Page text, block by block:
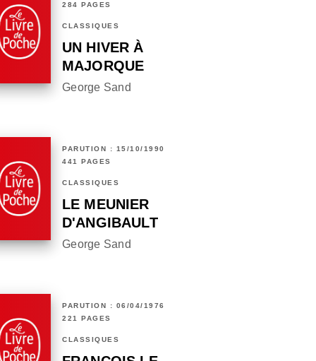
284 PAGES
CLASSIQUES
UN HIVER À
MAJORQUE
George Sand
PARUTION : 15/10/1990
441 PAGES
CLASSIQUES
LE MEUNIER
D'ANGIBAULT
George Sand
PARUTION : 06/04/1976
221 PAGES
CLASSIQUES